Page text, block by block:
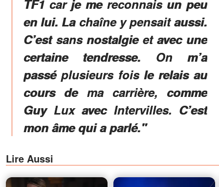
TF1 car je me reconnais un peu
en lui. La chaîne y pensait aussi.
C’est sans nostalgie et avec une
certaine tendresse. On m’a
passé plusieurs fois le relais au
cours de ma carrière, comme
Guy Lux avec Intervilles. C’est
mon âme qui a parlé."
Lire Aussi